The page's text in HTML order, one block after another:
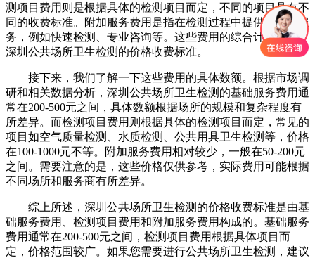
测项目费用则是根据具体的检测项目而定，不同的项目具有不
同的收费标准。附加服务费用是指在检测过程中提供的额外服
务，例如快速检测、专业咨询等。这些费用的综合计算决定了
深圳公共场所卫生检测的价格收费标准。
接下来，我们了解一下这些费用的具体数额。根据市场调
研和相关数据分析，深圳公共场所卫生检测的基础服务费用通
常在200-500元之间，具体数额根据场所的规模和复杂程度有
所差异。而检测项目费用则根据具体的检测项目而定，常见的
项目如空气质量检测、水质检测、公共用具卫生检测等，价格
在100-1000元不等。附加服务费用相对较少，一般在50-200元
之间。需要注意的是，这些价格仅供参考，实际费用可能根据
不同场所和服务商有所差异。
综上所述，深圳公共场所卫生检测的价格收费标准是由基
础服务费用、检测项目费用和附加服务费用构成的。基础服务
费用通常在200-500元之间，检测项目费用根据具体项目而
定，价格范围较广。如果您需要进行公共场所卫生检测，建议